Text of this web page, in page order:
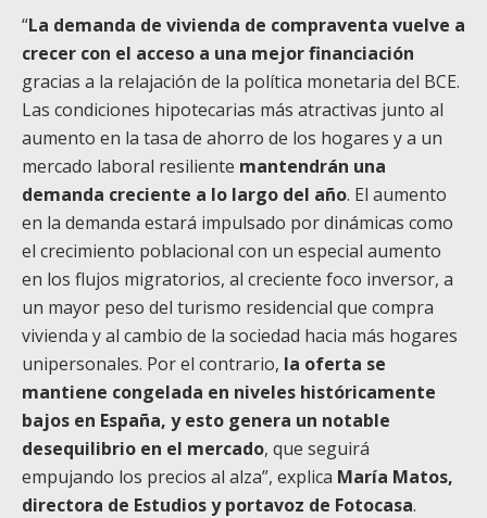
“La demanda de vivienda de compraventa vuelve a
crecer con el acceso a una mejor financiación
gracias a la relajación de la política monetaria del BCE.
Las condiciones hipotecarias más atractivas junto al
aumento en la tasa de ahorro de los hogares y a un
mercado laboral resiliente mantendrán una
demanda creciente a lo largo del año. El aumento
en la demanda estará impulsado por dinámicas como
el crecimiento poblacional con un especial aumento
en los flujos migratorios, al creciente foco inversor, a
un mayor peso del turismo residencial que compra
vivienda y al cambio de la sociedad hacia más hogares
unipersonales. Por el contrario, la oferta se
mantiene congelada en niveles históricamente
bajos en España, y esto genera un notable
desequilibrio en el mercado, que seguirá
empujando los precios al alza”, explica María Matos,
directora de Estudios y portavoz de Fotocasa.